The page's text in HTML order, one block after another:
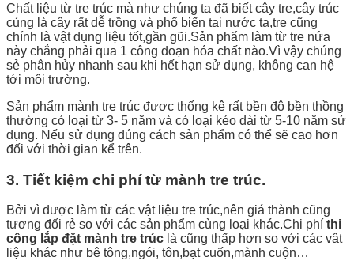
Chất liệu từ tre trúc mà như chúng ta đã biết cây tre,cây trúc
củng là cây rất dễ trồng và phổ biến tại nước ta,tre cũng
chính là vật dụng liệu tốt,gần gũi.Sản phẩm làm từ tre nứa
này chẳng phải qua 1 công đoạn hóa chất nào.Vì vậy chúng
sẻ phân hủy nhanh sau khi hết hạn sử dụng, không can hệ
tới môi trường.
Sản phẩm mành tre trúc được thống kê rất bền độ bền thồng
thường có loại từ 3- 5 năm và có loại kéo dài từ 5-10 năm sử
dụng. Nếu sử dụng đúng cách sản phẩm có thể sẽ cao hơn
đối với thời gian kể trên.
3. Tiết kiệm chi phí từ mành tre trúc.
Bởi vì được làm từ các vật liệu tre trúc,nên giá thành cũng
tương đối rẻ so với các sản phẩm cùng loại khác.Chi phí thi
công lắp đặt mành tre trúc là cũng thấp hơn so với các vật
liệu khác như bê tông,ngói, tôn,bạt cuốn,mành cuộn…